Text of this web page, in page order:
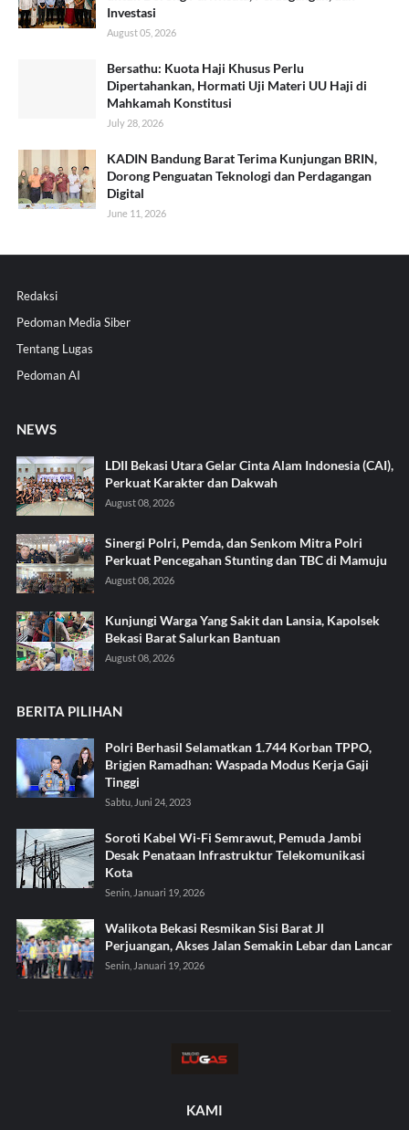
Investasi
August 05, 2026
Bersathu: Kuota Haji Khusus Perlu
Dipertahankan, Hormati Uji Materi UU Haji di
Mahkamah Konstitusi
July 28, 2026
KADIN Bandung Barat Terima Kunjungan BRIN,
Dorong Penguatan Teknologi dan Perdagangan
Digital
June 11, 2026
Redaksi
Pedoman Media Siber
Tentang Lugas
Pedoman AI
NEWS
LDII Bekasi Utara Gelar Cinta Alam Indonesia (CAI),
Perkuat Karakter dan Dakwah
August 08, 2026
Sinergi Polri, Pemda, dan Senkom Mitra Polri
Perkuat Pencegahan Stunting dan TBC di Mamuju
August 08, 2026
Kunjungi Warga Yang Sakit dan Lansia, Kapolsek
Bekasi Barat Salurkan Bantuan
August 08, 2026
BERITA PILIHAN
Polri Berhasil Selamatkan 1.744 Korban TPPO,
Brigjen Ramadhan: Waspada Modus Kerja Gaji
Tinggi
Sabtu, Juni 24, 2023
Soroti Kabel Wi-Fi Semrawut, Pemuda Jambi
Desak Penataan Infrastruktur Telekomunikasi
Kota
Senin, Januari 19, 2026
Walikota Bekasi Resmikan Sisi Barat Jl
Perjuangan, Akses Jalan Semakin Lebar dan Lancar
Senin, Januari 19, 2026
KAMI